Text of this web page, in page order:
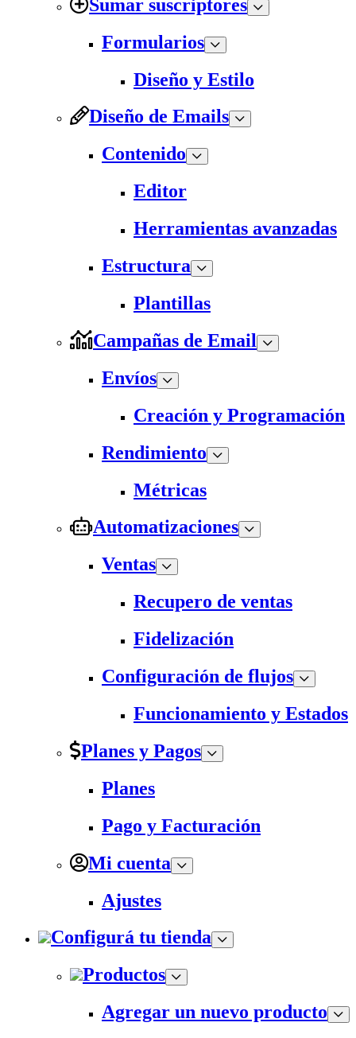
Sumar suscriptores
Formularios
Diseño y Estilo
Diseño de Emails
Contenido
Editor
Herramientas avanzadas
Estructura
Plantillas
Campañas de Email
Envíos
Creación y Programación
Rendimiento
Métricas
Automatizaciones
Ventas
Recupero de ventas
Fidelización
Configuración de flujos
Funcionamiento y Estados
Planes y Pagos
Planes
Pago y Facturación
Mi cuenta
Ajustes
Configurá tu tienda
Productos
Agregar un nuevo producto